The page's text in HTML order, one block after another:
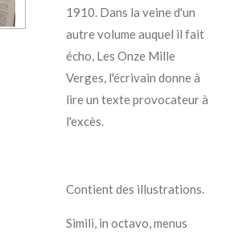
1910. Dans la veine d'un
autre volume auquel il fait
écho, Les Onze Mille
Verges, l'écrivain donne à
lire un texte provocateur à
l'excès.
Contient des illustrations.
Simili, in octavo, menus